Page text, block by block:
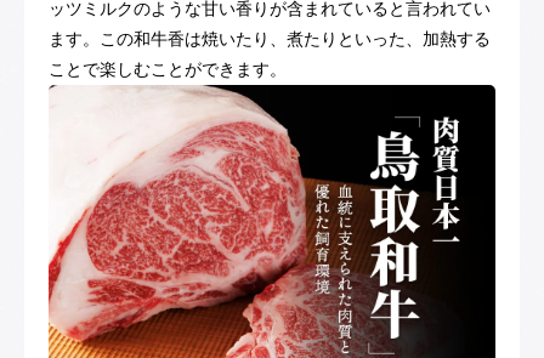
ッツミルクのような甘い香りが含まれていると言われてい
ます。この和牛香は焼いたり、煮たりといった、加熱する
ことで楽しむことができます。